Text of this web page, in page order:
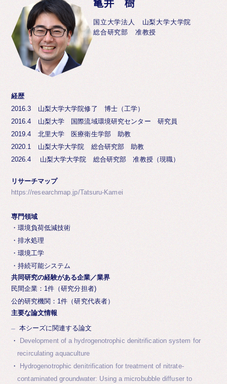
亀井 樹
国立大学法人 山梨大学大学院
総合研究部 准教授
経歴
2016.3 山梨大学大学院修了 博士（工学）
2016.4 山梨大学 国際流域環境研究センター 研究員
2019.4 北里大学 医療衛生学部 助教
2020.1 山梨大学大学院 総合研究部 助教
2026.4 山梨大学大学院 総合研究部 准教授（現職）
リサーチマップ
https://researchmap.jp/Tatsuru-Kamei
専門領域
・環境負荷低減技術
・排水処理
・環境工学
・持続可能システム
共同研究の経験がある企業／業界
民間企業：1件（研究分担者)
公的研究機関：1件（研究代表者）
主要な論文情報
本シーズに関連する論文
Development of a hydrogenotrophic denitrification system for
recirculating aquaculture
Hydrogenotrophic denitrification for treatment of nitrate-
contaminated groundwater: Using a microbubble diffuser to